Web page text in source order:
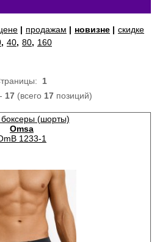
| продажам | новизне | скидке
, 40, 80, 160
1
17(всего 17позиций)
(шорты)
Omsa
1233-1